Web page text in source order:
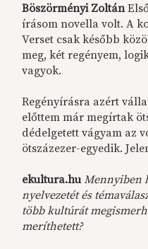
Böszörményi Zoltán
írásom novella volt. A
Verset csak később
meg, két regényem,
vagyok.
Regényírásra azért
előttem már megírtak
dédelgetett vágyam az
ötszázezer-egyedik.
ekultura.huMennyiben
nyelvezetét és
több kultúrát
meríthetett?